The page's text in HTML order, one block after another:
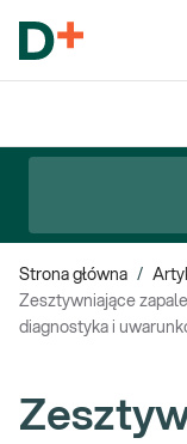
Strona główna /
Zesztywniające
diagnostyka i